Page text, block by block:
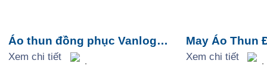
Áo thun đồng phục Vanlog
Express
Xem chi tiết
May Áo Thun
Cafe
Xem chi tiết